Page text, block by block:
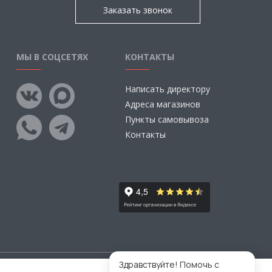
Заказать звонок
МЫ В СОЦСЕТЯХ КОНТАКТЫ
Написать директору
Адреса магазинов
Пункты самовывоза
Контакты
Здравствуйте! Помочь с